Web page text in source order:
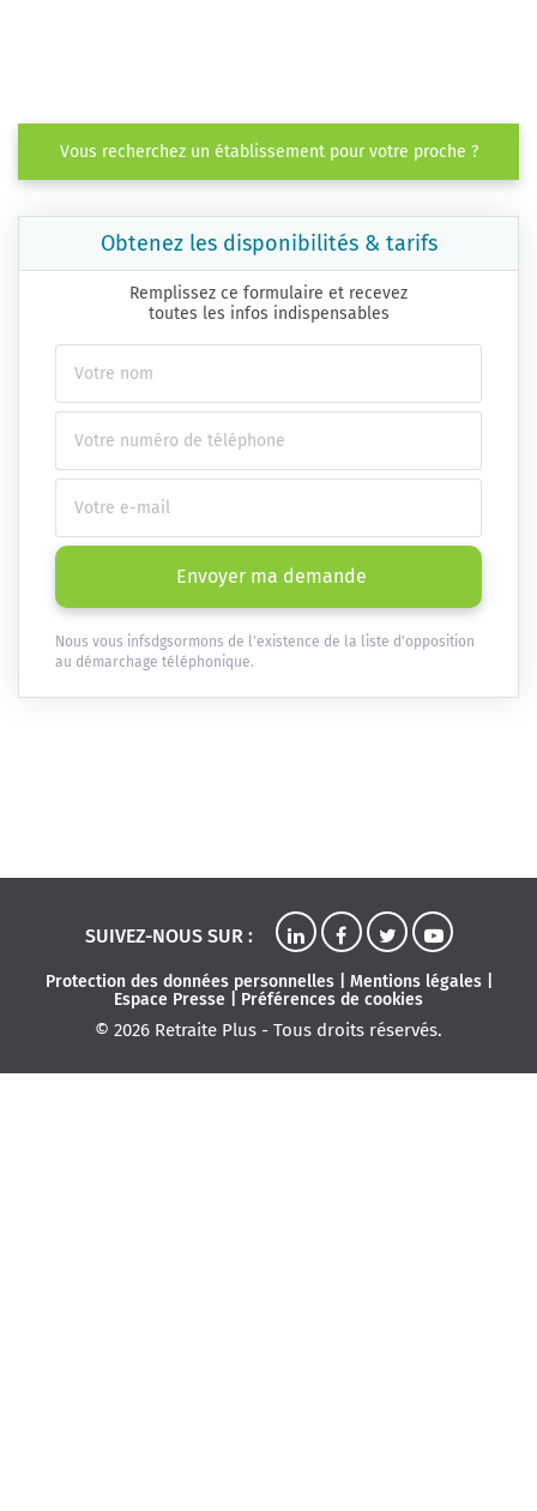
Vous recherchez un établissement pour votre proche ?
Obtenez les disponibilités & tarifs
Remplissez ce formulaire et recevez
toutes les infos indispensables
Envoyer ma demande
Nous vous infsdgsormons de l'existence de la liste d'opposition
au démarchage téléphonique.
SUIVEZ-NOUS SUR :
Protection des données personnelles| Mentions légales|
Espace Presse
Préférences de cookies
© 2026 Retraite Plus - Tous droits réservés.